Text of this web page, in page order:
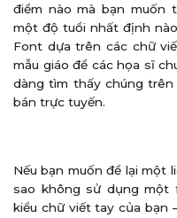
điểm nào mà bạn muốn
một độ tuổi nhất định
Font dựa trên các chữ
mẫu giáo để các họa sĩ
dàng tìm thấy chúng trên
bán trực tuyến.
Nếu bạn muốn để lại một
sao không sử dụng
kiểu chữ viết tay của bạn